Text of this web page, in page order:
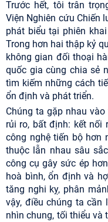
Trước hết, tôi trân
Viện Nghiên cứu Chiến
phát biểu tại phiên
Trong hơn hai thập kỷ
không gian đối thoại
quốc gia cùng chia sẻ
tìm kiếm những cách
ổn định và phát triển.
Chúng ta gặp nhau
rủi ro, bất định: kết nối
công nghệ tiến bộ hơn
thuộc lẫn nhau sâu
công cụ gây sức ép
hoà bình, ổn định và
tăng nghi kỵ, phân
vậy, điều chúng ta cần
nhìn chung, tối thiểu và